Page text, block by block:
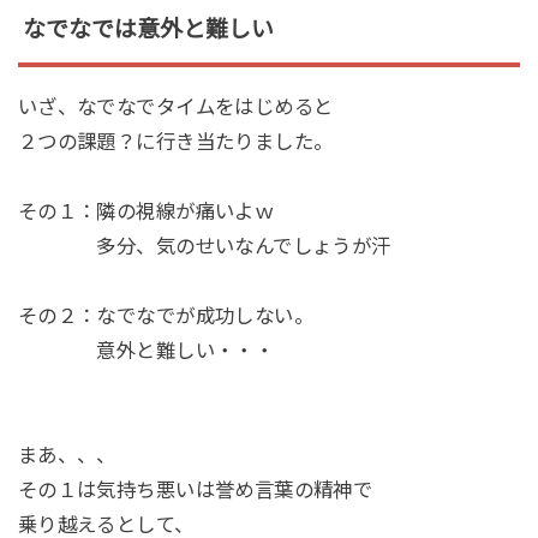
なでなでは意外と難しい
いざ、なでなでタイムをはじめると
２つの課題？に行き当たりました。
その１：隣の視線が痛いよｗ
多分、気のせいなんでしょうが汗
その２：なでなでが成功しない。
意外と難しい・・・
まあ、、、
その１は気持ち悪いは誉め言葉の精神で
乗り越えるとして、